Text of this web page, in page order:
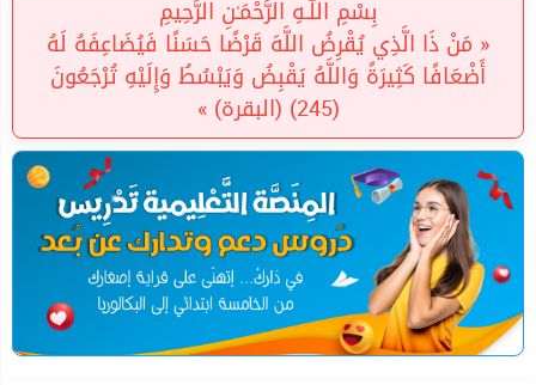
بِسْمِ اللَّـهِ الرَّحْمَـٰنِ الرَّحِيمِ
« مَنْ ذَا الَّذِي يُقْرِضُ اللَّهَ قَرْضًا حَسَنًا فَيُضَاعِفَهُ لَهُ
أَضْعَافًا كَثِيرَةً وَاللَّهُ يَقْبِضُ وَيَبْسُطُ وَإِلَيْهِ تُرْجَعُونَ
(245) (البقرة) »